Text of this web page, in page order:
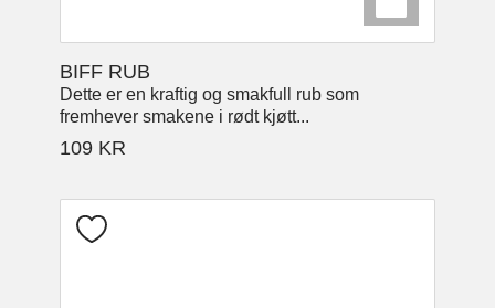
BIFF RUB
Dette er en kraftig og smakfull rub som
fremhever smakene i rødt kjøtt...
109 KR